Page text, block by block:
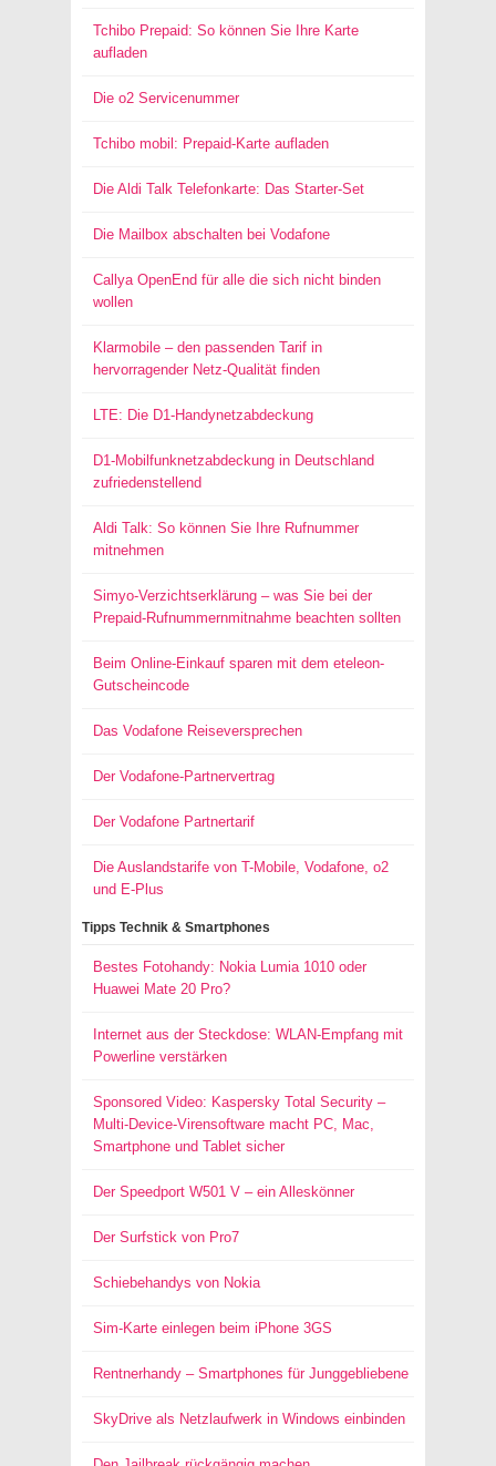
Tchibo Prepaid: So können Sie Ihre Karte
aufladen
Die o2 Servicenummer
Tchibo mobil: Prepaid-Karte aufladen
Die Aldi Talk Telefonkarte: Das Starter-Set
Die Mailbox abschalten bei Vodafone
Callya OpenEnd für alle die sich nicht binden
wollen
Klarmobile – den passenden Tarif in
hervorragender Netz-Qualität finden
LTE: Die D1-Handynetzabdeckung
D1-Mobilfunknetzabdeckung in Deutschland
zufriedenstellend
Aldi Talk: So können Sie Ihre Rufnummer
mitnehmen
Simyo-Verzichtserklärung – was Sie bei der
Prepaid-Rufnummernmitnahme beachten sollten
Beim Online-Einkauf sparen mit dem eteleon-
Gutscheincode
Das Vodafone Reiseversprechen
Der Vodafone-Partnervertrag
Der Vodafone Partnertarif
Die Auslandstarife von T-Mobile, Vodafone, o2
und E-Plus
Tipps Technik & Smartphones
Bestes Fotohandy: Nokia Lumia 1010 oder
Huawei Mate 20 Pro?
Internet aus der Steckdose: WLAN-Empfang mit
Powerline verstärken
Sponsored Video: Kaspersky Total Security –
Multi-Device-Virensoftware macht PC, Mac,
Smartphone und Tablet sicher
Der Speedport W501 V – ein Alleskönner
Der Surfstick von Pro7
Schiebehandys von Nokia
Sim-Karte einlegen beim iPhone 3GS
Rentnerhandy – Smartphones für Junggebliebene
SkyDrive als Netzlaufwerk in Windows einbinden